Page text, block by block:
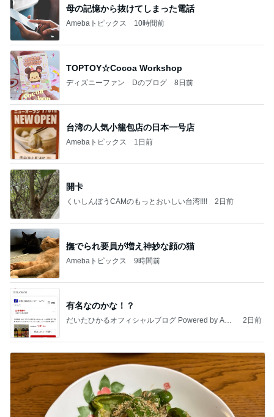
母の記憶から抜けてしまった電話
Amebaトピックス 10時間前
TOPTOY☆Cocoa Workshop
ディズニーファン Dのブログ 8日前
台湾の人気小籠包店の日本一号店
Amebaトピックス 1日前
開卡
くいしんぼうCAMのもっとおいしい台湾!!!! 2日前
撫でられ要員が増え神妙な顔の猫
Amebaトピックス 9時間前
有名なのかな！？
だいたひかるオフィシャルブログ Powered by Ame
2日前